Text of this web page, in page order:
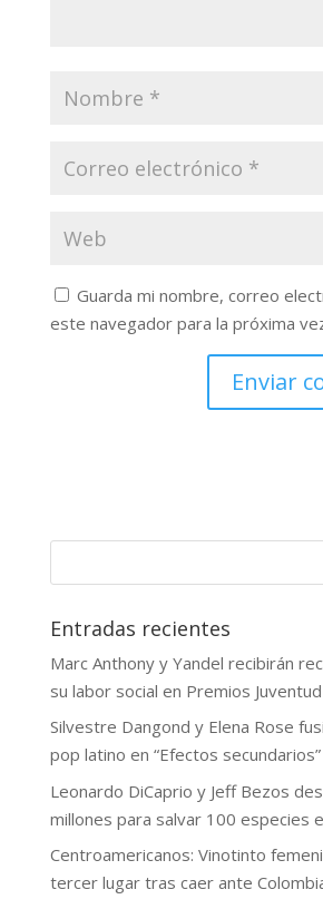
Guarda mi nombre, correo
este navegador para la próxima
Entradas recientes
Marc Anthony y Yandel recibirán
su labor social en Premios Juventud
Silvestre Dangond y Elena Rose
pop latino en “Efectos secundarios”
Leonardo DiCaprio y Jeff Bezos
millones para salvar 100 especies
Centroamericanos: Vinotinto
tercer lugar tras caer ante